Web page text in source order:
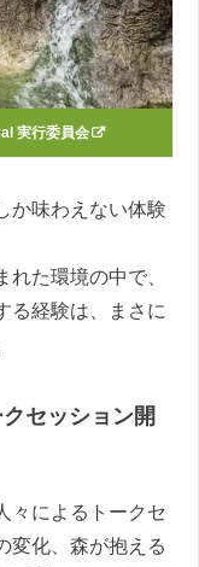
実行委員会
か味わえない体験
た環境の中で、
る経験は、まさに
セッション開
々によるトークセ
変化、森が抱える